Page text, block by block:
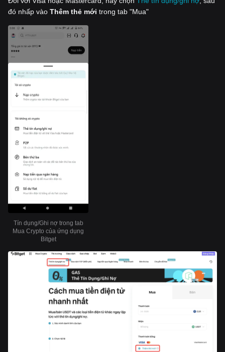
đó nhấp vào Thêm thẻ mới trong tab "Mua"
Tín dụng/Ghi nợ trong tab
Mua Crypto của ứng dụng
Bitget